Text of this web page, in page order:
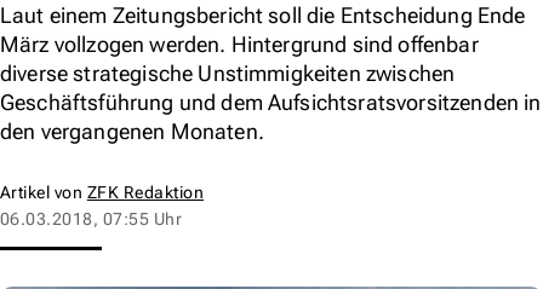
Laut einem Zeitungsbericht soll die Entscheidung Ende
März vollzogen werden. Hintergrund sind offenbar
diverse strategische Unstimmigkeiten zwischen
Geschäftsführung und dem Aufsichtsratsvorsitzenden in
den vergangenen Monaten.
Artikel von ZFK Redaktion
06.03.2018, 07:55 Uhr